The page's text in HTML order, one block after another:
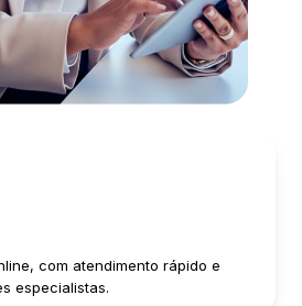
com atendimento rápido e
especialistas.